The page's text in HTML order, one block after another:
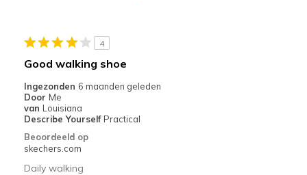
View On Shoes
Shoes are for Wearing
4
Good walking shoe
Ingezonden 6 maanden geleden
Door Me
van Louisiana
Describe Yourself Practical
Beoordeeld op
skechers.com
Daily walking